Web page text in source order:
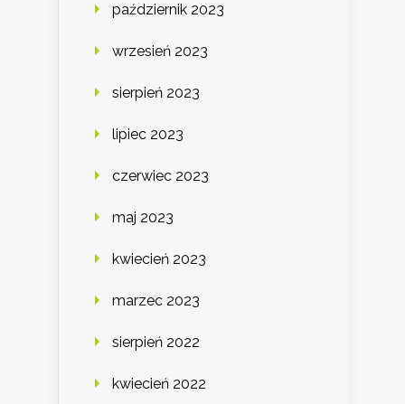
październik 2023
wrzesień 2023
sierpień 2023
lipiec 2023
czerwiec 2023
maj 2023
kwiecień 2023
marzec 2023
sierpień 2022
kwiecień 2022